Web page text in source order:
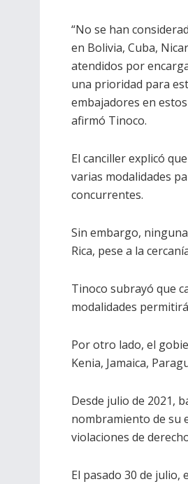
“No se han
en Bolivia, Cuba,
atendidos por
una prioridad para
embajadores en
afirmó Tinoco.
El canciller explicó
varias modalidades
concurrentes.
Sin embargo,
Rica, pese a la
Tinoco subrayó que
modalidades
Por otro lado, el
Kenia, Jamaica,
Desde julio de 2021,
nombramiento de su
violaciones de
El pasado 30 de